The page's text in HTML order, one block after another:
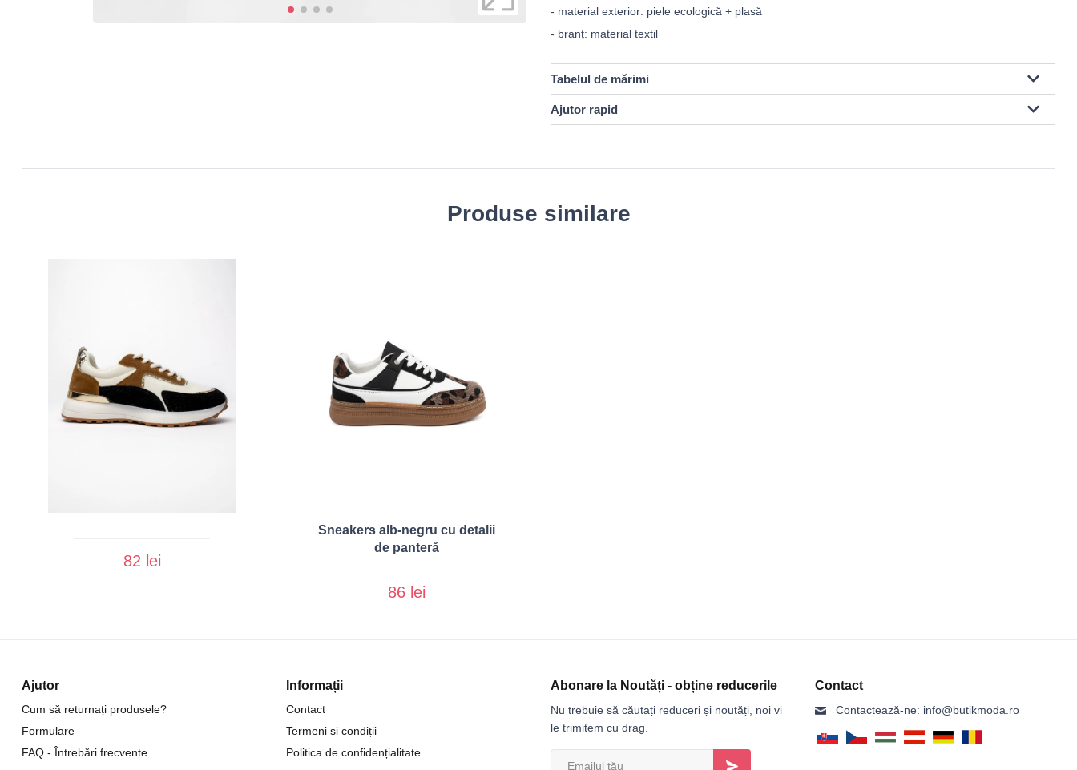
- material exterior: piele ecologică + plasă
- branț: material textil
Tabelul de mărimi
Ajutor rapid
Produse similare
82 lei
Sneakers alb-negru cu detalii
de panteră
86 lei
Ajutor
Cum să returnați produsele?
Formulare
FAQ - Întrebări frecvente
Informații
Contact
Termeni și condiții
Politica de confidențialitate
Abonare la Noutăți - obține reducerile
Nu trebuie să căutați reduceri și noutăți, noi vi
le trimitem cu drag.
Contact
Contactează-ne: info@butikmoda.ro